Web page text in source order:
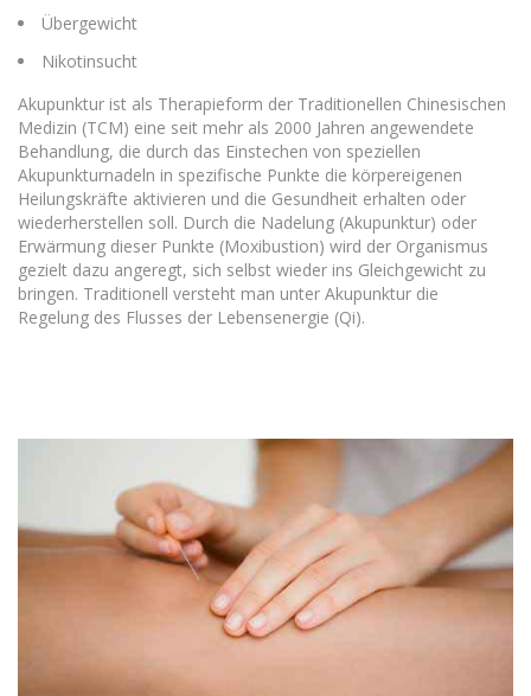
Übergewicht
Nikotinsucht
Akupunktur ist als Therapieform der Traditionellen Chinesischen
Medizin (TCM) eine seit mehr als 2000 Jahren angewendete
Behandlung, die durch das Einstechen von speziellen
Akupunkturnadeln in spezifische Punkte die körpereigenen
Heilungskräfte aktivieren und die Gesundheit erhalten oder
wiederherstellen soll. Durch die Nadelung (Akupunktur) oder
Erwärmung dieser Punkte (Moxibustion) wird der Organismus
gezielt dazu angeregt, sich selbst wieder ins Gleichgewicht zu
bringen. Traditionell versteht man unter Akupunktur die
Regelung des Flusses der Lebensenergie (Qi).